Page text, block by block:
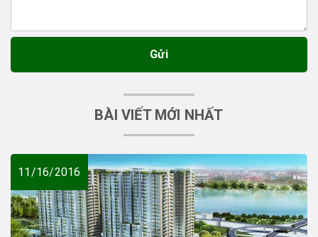
Gửi
BÀI VIẾT MỚI NHẤT
11/16/2016